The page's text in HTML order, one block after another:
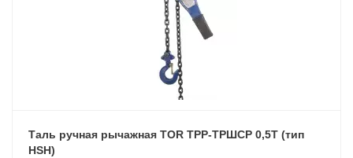
Таль ручная рычажная TOR ТРР-ТРШСР 0,5Т (тип
HSH)